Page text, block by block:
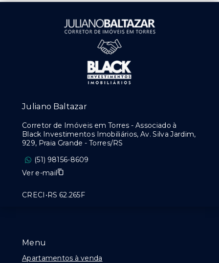
Menu
Apartamentos à venda
Juliano Baltazar
Corretor de Imóveis em Torres - Associado à
Black Investimentos Imobiliários, Av. Silva Jardim,
929, Praia Grande - Torres/RS
(51) 98156-8609
Ver e-mail
CRECI•RS 62.265F